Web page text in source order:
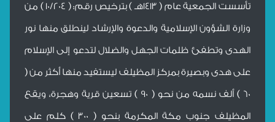
تأسست الجمعية عام ( 1413هـ ) بترخيص رقم: ( 10/204 ) من
وزارة الشؤون الإسلامية والدعوة والإرشاد لينطلق منها نور
الهدى وتطفئ ظلمات الجهل والضلال لتدعو إلى الإسلام
على هدى وبصيرة بمركز المظيلف ليستفيد منها أكثر من (
60 ) ألف نسمه من نحو ( 90 ) تسعين قرية وهجرة، ويقع
المظيلف جنوب مكة المكرمة بنحو ( 300 ) كلم على